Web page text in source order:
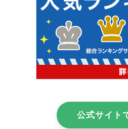
公式サイト